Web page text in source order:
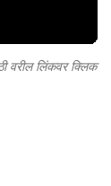
वरील लिंकवर क्लिक